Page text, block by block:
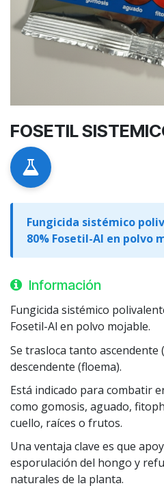
FOSETIL
Fungicida sistémico
80% Fosetil-Al en polvo
Información
Fungicida sistémico
Fosetil-Al en polvo mojable.
Se trasloca tanto ascendente
descendente (floema).
Está indicado para combatir
como gomosis, aguado,
cuello, raíces o frutos.
Una ventaja clave es que
esporulación del hongo y
naturales de la planta.